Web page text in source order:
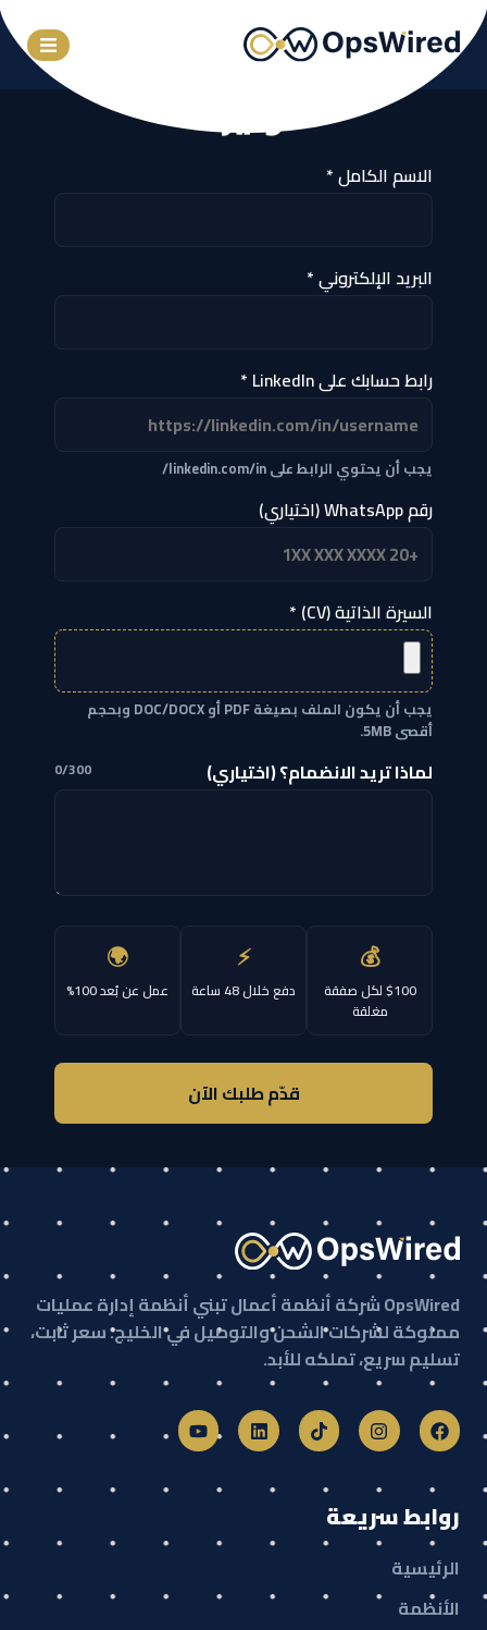
انضم إلى فريق أوبس
وايرد
الاسم الكامل *
البريد الإلكتروني *
رابط حسابك على LinkedIn *
يجب أن يحتوي الرابط على linkedin.com/in/
رقم WhatsApp (اختياري)
السيرة الذاتية (CV) *
يجب أن يكون الملف بصيغة PDF أو DOC/DOCX وبحجم
أقصى 5MB.
لماذا تريد الانضمام؟ (اختياري) 0/300
💰
$100 لكل صفقة
مغلقة
⚡
دفع خلال 48 ساعة
🌍
عمل عن بُعد 100%
قدّم طلبك الآن
OpsWired شركة أنظمة أعمال تبني أنظمة إدارة عمليات
مملوكة لشركات الشحن والتوصيل في الخليج. سعر ثابت،
تسليم سريع، تملكه للأبد.
روابط سريعة
الرئيسية
الأنظمة